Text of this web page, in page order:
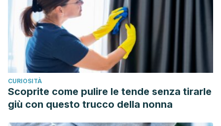
extracts: Testing extraction conditions and related
bioactive compounds. Food
Chemistry. 119(3): 1030-1039.
CURIOSITÀ
Scoprite come pulire le tende senza tirarle
giù con questo trucco della nonna